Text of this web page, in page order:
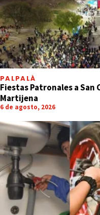
PALPALÁ
Fiestas Patronales a San
Martijena
6 de agosto, 2026